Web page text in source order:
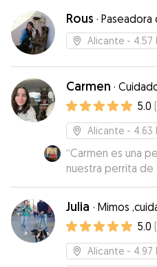
Rous ·
Alicante - 4.57
Carmen ·
5.0 (
Alicante - 4.63
“Carmen es una
nuestra perrita de
un cuidado
Julia · Mimos
5.0 (
Alicante - 4.97